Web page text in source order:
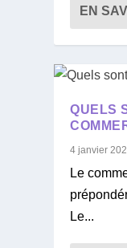
EN
QUELS
4 janvier
Le
Le...